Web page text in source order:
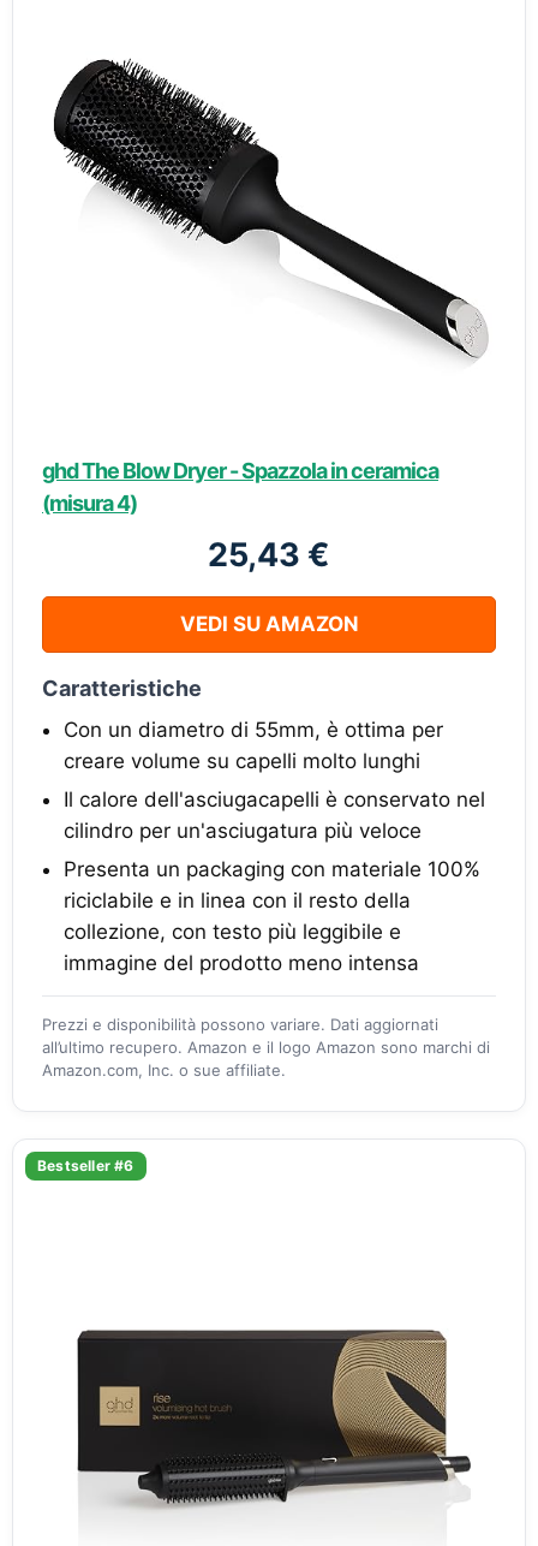
ghd The Blow Dryer - Spazzola in ceramica
(misura 4)
25,43 €
VEDI SU AMAZON
Caratteristiche
Con un diametro di 55mm, è ottima per
creare volume su capelli molto lunghi
Il calore dell'asciugacapelli è conservato nel
cilindro per un'asciugatura più veloce
Presenta un packaging con materiale 100%
riciclabile e in linea con il resto della
collezione, con testo più leggibile e
immagine del prodotto meno intensa
Prezzi e disponibilità possono variare. Dati aggiornati
all’ultimo recupero. Amazon e il logo Amazon sono marchi di
Amazon.com, Inc. o sue affiliate.
Bestseller #6